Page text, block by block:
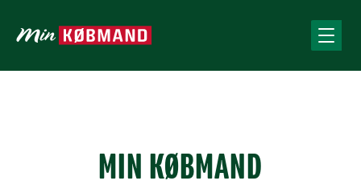
MIN KØBMAND